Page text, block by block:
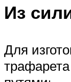
Из
Для